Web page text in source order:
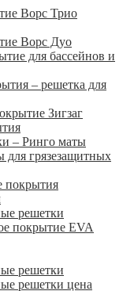
Ворс Трио
Ворс Дуо
для бассейнов и
– решетка для
Зигзаг
– Ринго маты
для грязезащитных
покрытия
решетки
покрытие EVA
решетки
решетки цена